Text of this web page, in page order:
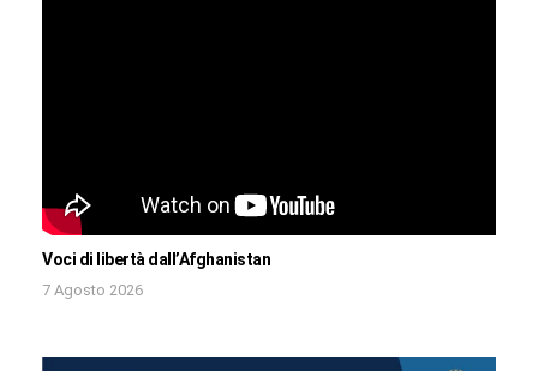
Voci di libertà dall’Afghanistan
7 Agosto 2026